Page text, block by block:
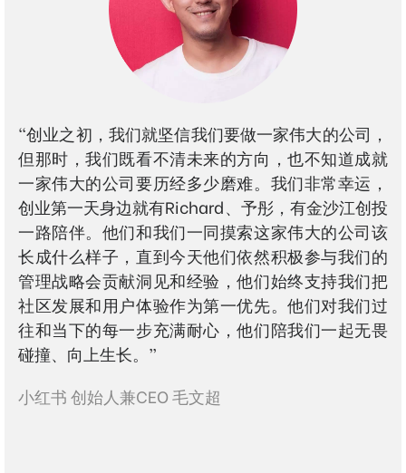
"创业之初，我们就坚信我们要做一家伟大的公司，
但那时，我们既看不清未来的方向，也不知道成就
一家伟大的公司要历经多少磨难。我们非常幸运，
创业第一天身边就有Richard、予彤，有金沙江创投
一路陪伴。他们和我们一同摸索这家伟大的公司该
长成什么样子，直到今天他们依然积极参与我们的
管理战略会贡献洞见和经验，他们始终支持我们把
社区发展和用户体验作为第一优先。他们对我们过
往和当下的每一步充满耐心，他们陪我们一起无畏
碰撞、向上生长。”
小红书 创始人兼CEO 毛文超